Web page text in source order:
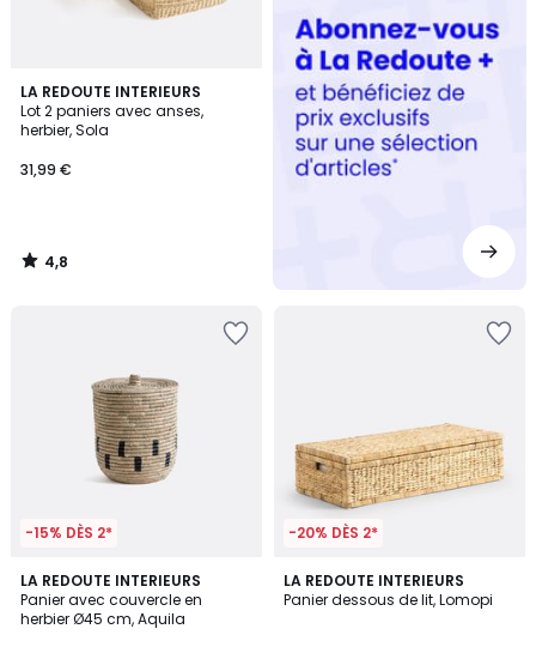
LA REDOUTE INTERIEURS
Lot 2 paniers avec anses,
herbier, Sola
31,99 €
4,8
/ 5
4,8
/
-15% DÈS 2*
LA REDOUTE INTERIEURS
Panier avec couvercle en
herbier Ø45 cm, Aquila
5
/
5
-20% DÈS 2*
LA REDOUTE INTERIEURS
Panier dessous de lit, Lomopi
4,7
/ 5